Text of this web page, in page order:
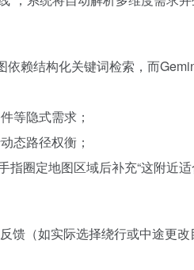
依赖结构化关键词检索，而
等隐式需求；
态路径权衡；
指圈定地图区域后补充“这附近
馈（如实际选择绕行或中途更